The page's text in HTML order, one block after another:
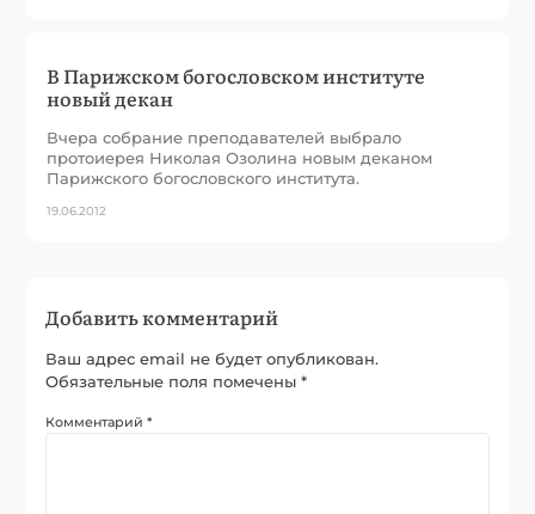
В Парижском богословском институте
новый декан
Вчера собрание преподавателей выбрало
протоиерея Николая Озолина новым деканом
Парижского богословского института.
19.06.2012
Добавить комментарий
Ваш адрес email не будет опубликован.
Обязательные поля помечены*
Комментарий*